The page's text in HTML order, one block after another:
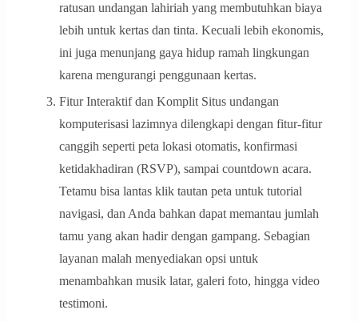
ratusan undangan lahiriah yang membutuhkan biaya
lebih untuk kertas dan tinta. Kecuali lebih ekonomis,
ini juga menunjang gaya hidup ramah lingkungan
karena mengurangi penggunaan kertas.
Fitur Interaktif dan Komplit Situs undangan
komputerisasi lazimnya dilengkapi dengan fitur-fitur
canggih seperti peta lokasi otomatis, konfirmasi
ketidakhadiran (RSVP), sampai countdown acara.
Tetamu bisa lantas klik tautan peta untuk tutorial
navigasi, dan Anda bahkan dapat memantau jumlah
tamu yang akan hadir dengan gampang. Sebagian
layanan malah menyediakan opsi untuk
menambahkan musik latar, galeri foto, hingga video
testimoni.